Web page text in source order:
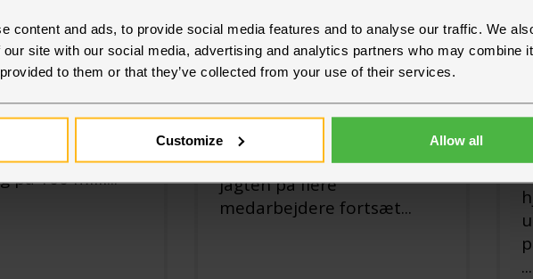
content and ads, to provide social media features and to analyse our traffic. We
site with our social media, advertising and analytics partners who may combine
to them or that they’ve collected from your use of their services.
Customize Allow all
offensivt på
etablerer sig
kontor i
en
om at nå en
på 100 milli...
Med stærk
omsætningsvækst og stor
tilgang af nye opgaver
nyansættelser i løbet af
året og næste år. Nu er de
første fem på plads, mens
jagten på flere
medarbejdere fortsæt...
...